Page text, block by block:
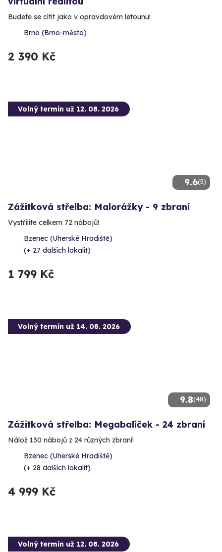
Budete se cítit jako v opravdovém letounu!
Brno (Brno-město)
2 390 Kč
9.6(5)
Volný termín už 12. 08. 2026
Zážitková střelba: Malorážky - 9 zbraní
Vystřílíte celkem 72 nábojů!
Bzenec (Uherské Hradiště)
(+ 27 dalších lokalit)
1 799 Kč
9.8(48)
Volný termín už 14. 08. 2026
Zážitková střelba: Megabalíček - 24 zbraní
Nálož 130 nábojů z 24 různých zbraní!
Bzenec (Uherské Hradiště)
(+ 28 dalších lokalit)
4 999 Kč
Volný termín už 12. 08. 2026